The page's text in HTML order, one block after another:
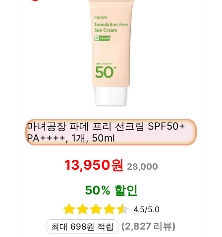
마녀공장 파데 프리 선크림 SPF50+
PA++++, 1개, 50ml
13,950원28,000
50% 할인
4.5/5.0
최대 698원 적립
(2,827 리뷰)